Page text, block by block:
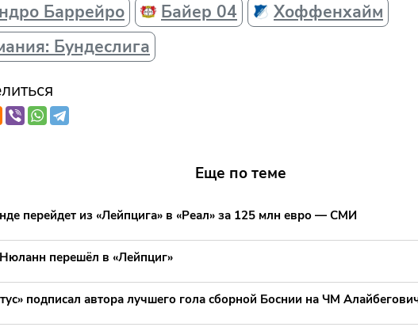
Баррейро
Байер 04
Хоффенхайм
Бундеслига
Еще по теме
перейдет из «Лейпцига» в «Реал» за 125 млн евро — СМИ
перешёл в «Лейпциг»
подписал автора лучшего гола сборной Боснии на ЧМ